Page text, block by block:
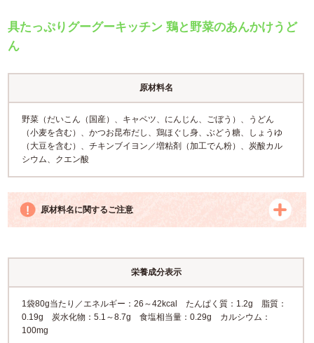
具たっぷりグーグーキッチン 鶏と野菜のあんかけうど
ん
原材料名
野菜（だいこん（国産）、キャベツ、にんじん、ごぼう）、うどん
（小麦を含む）、かつお昆布だし、鶏ほぐし身、ぶどう糖、しょうゆ
（大豆を含む）、チキンブイヨン／増粘剤（加工でん粉）、炭酸カル
シウム、クエン酸
原材料名に関するご注意
栄養成分表示
1袋80g当たり／エネルギー：26～42kcal たんぱく質：1.2g 脂質：
0.19g 炭水化物：5.1～8.7g 食塩相当量：0.29g カルシウム：
100mg